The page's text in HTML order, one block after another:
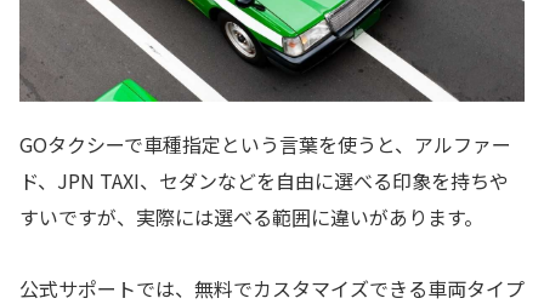
GOタクシーで車種指定という言葉を使うと、アルファー
ド、JPN TAXI、セダンなどを自由に選べる印象を持ちや
すいですが、実際には選べる範囲に違いがあります。
公式サポートでは、無料でカスタマイズできる車両タイプ